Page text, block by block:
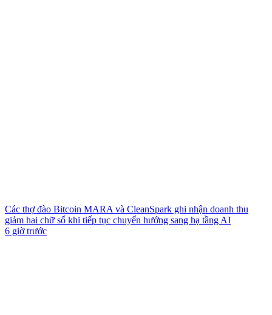
Các thợ đào Bitcoin MARA và CleanSpark ghi nhận doanh thu
giảm hai chữ số khi tiếp tục chuyển hướng sang hạ tầng AI
6 giờ trước